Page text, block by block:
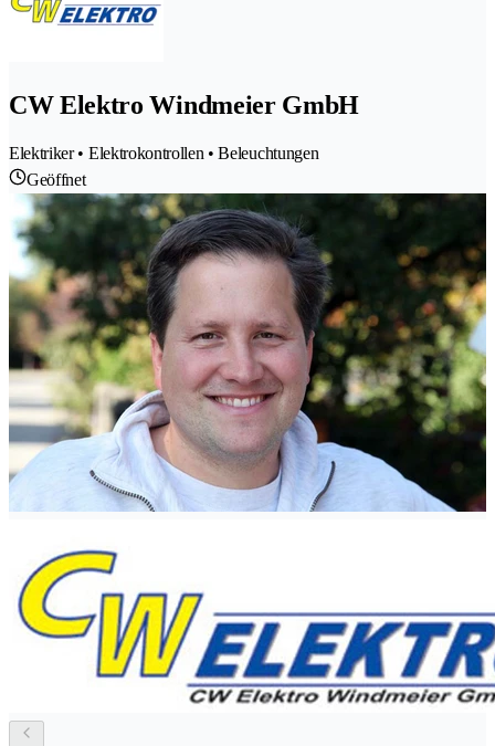
CW Elektro Windmeier GmbH
Elektriker • Elektrokontrollen • Beleuchtungen
Geöffnet